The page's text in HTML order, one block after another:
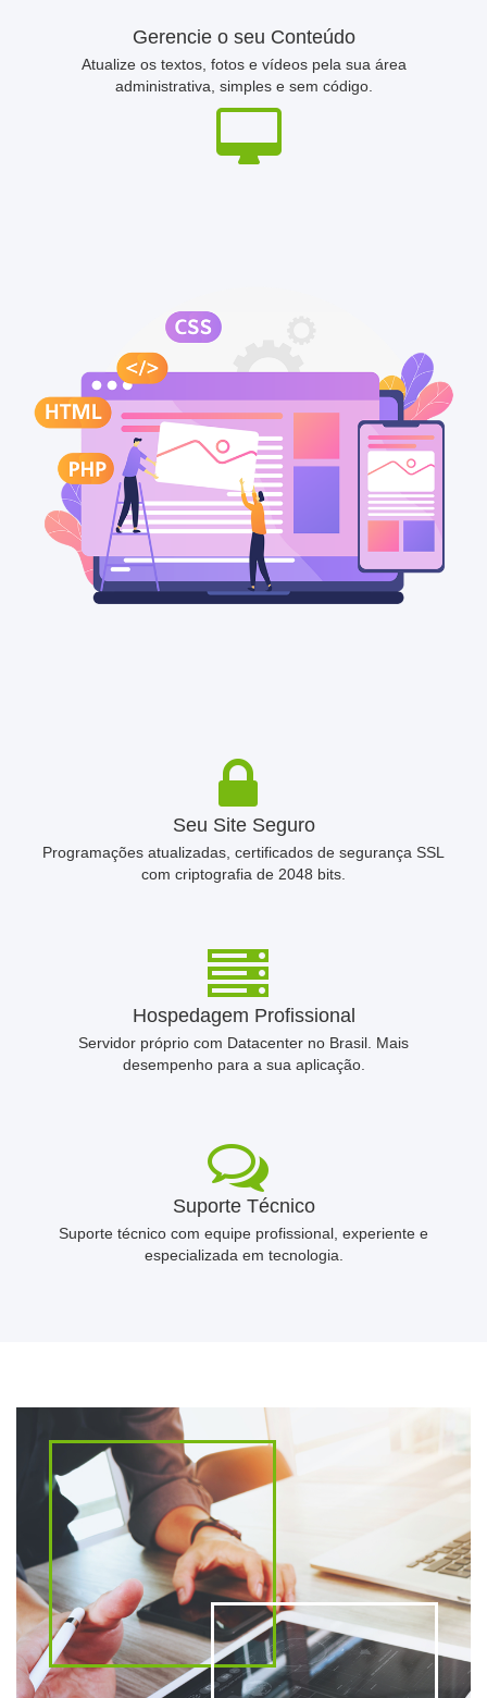
Gerencie o seu Conteúdo
Atualize os textos, fotos e vídeos pela sua área
administrativa, simples e sem código.
Seu Site Seguro
Programações atualizadas, certificados de segurança SSL
com criptografia de 2048 bits.
Hospedagem Profissional
Servidor próprio com Datacenter no Brasil. Mais
desempenho para a sua aplicação.
Suporte Técnico
Suporte técnico com equipe profissional, experiente e
especializada em tecnologia.